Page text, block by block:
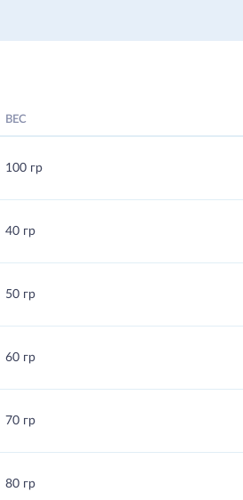
ВЕС
100 гр
40 гр
50 гр
60 гр
70 гр
80 гр